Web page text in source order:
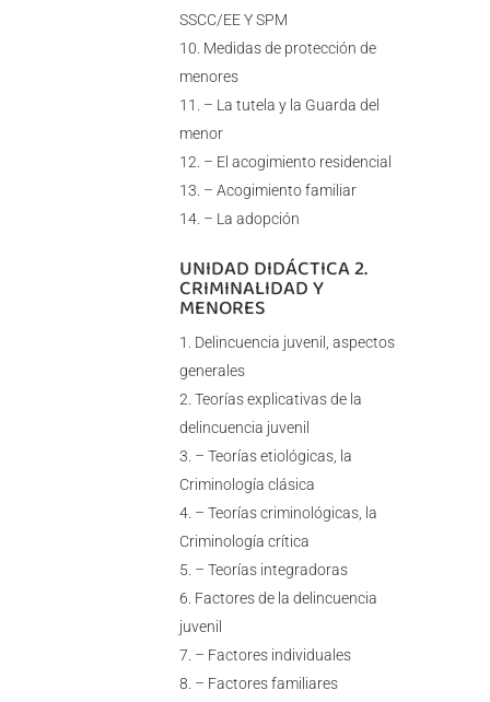
SSCC/EE Y SPM
Medidas de protección de
menores
– La tutela y la Guarda del
menor
– El acogimiento residencial
– Acogimiento familiar
– La adopción
UNIDAD DIDÁCTICA 2.
CRIMINALIDAD Y
MENORES
Delincuencia juvenil, aspectos
generales
Teorías explicativas de la
delincuencia juvenil
– Teorías etiológicas, la
Criminología clásica
– Teorías criminológicas, la
Criminología crítica
– Teorías integradoras
Factores de la delincuencia
juvenil
– Factores individuales
– Factores familiares